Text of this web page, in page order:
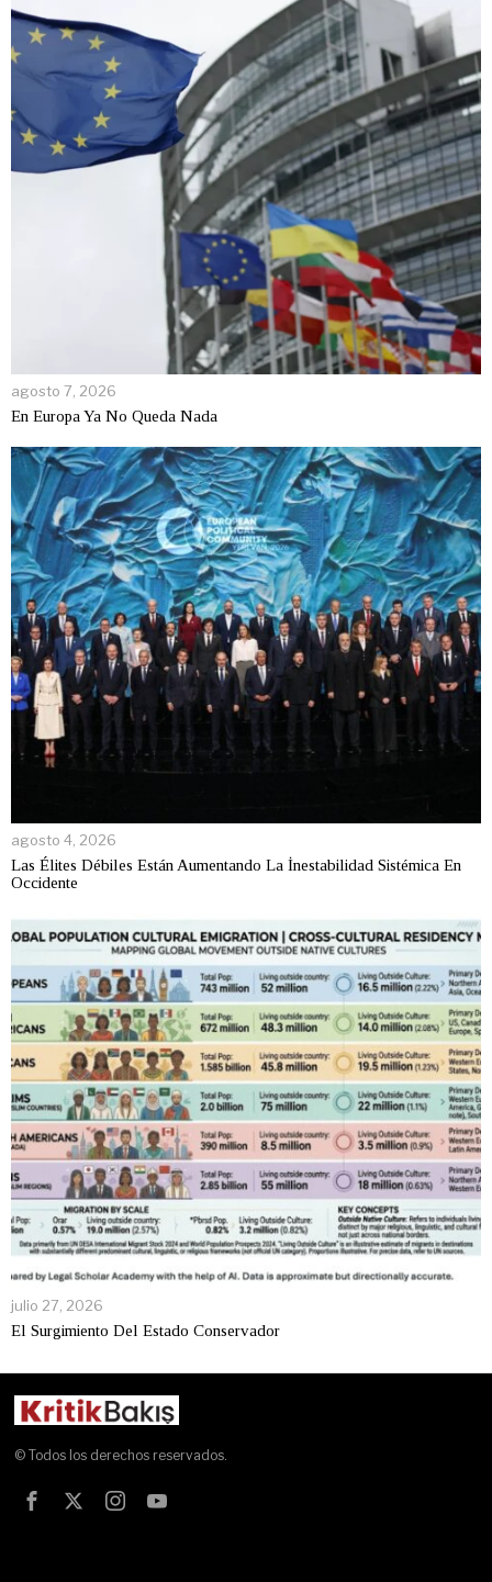
agosto 7, 2026
En Europa Ya No Queda Nada
agosto 4, 2026
Las Élites Débiles Están Aumentando La İnestabilidad Sistémica En
Occidente
julio 27, 2026
El Surgimiento Del Estado Conservador
© Todos los derechos reservados.